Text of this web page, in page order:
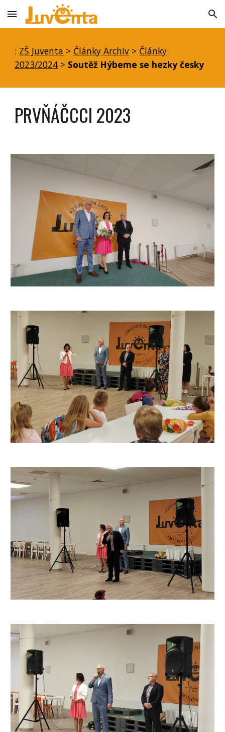
Skip to main content Skip to navigation
: ZŠ Juventa > Články Archiv > Články
2023/2024 > Soutěž Hýbeme se hezky česky
PRVŇÁČCCI 2023